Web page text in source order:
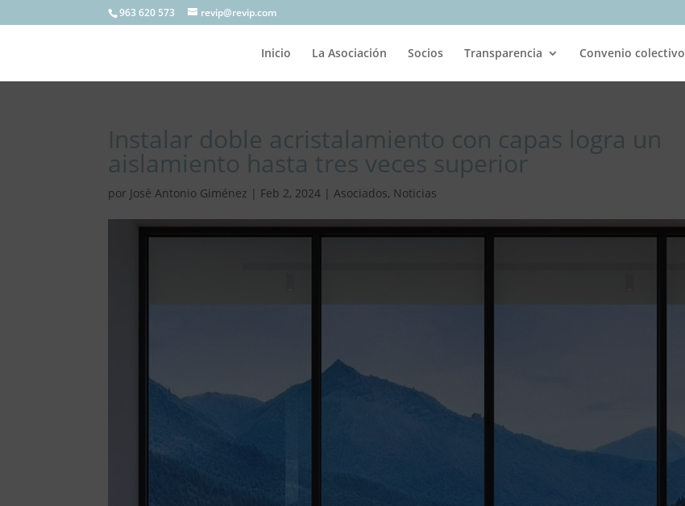
963 620 573 revip@revip.com
Inicio La Asociación Socios Transparencia Convenio colectivo
Instalar doble acristalamiento con capas logra un
aislamiento hasta tres veces superior
por José Antonio Giménez | Feb 2, 2024 |Asociados, Noticias